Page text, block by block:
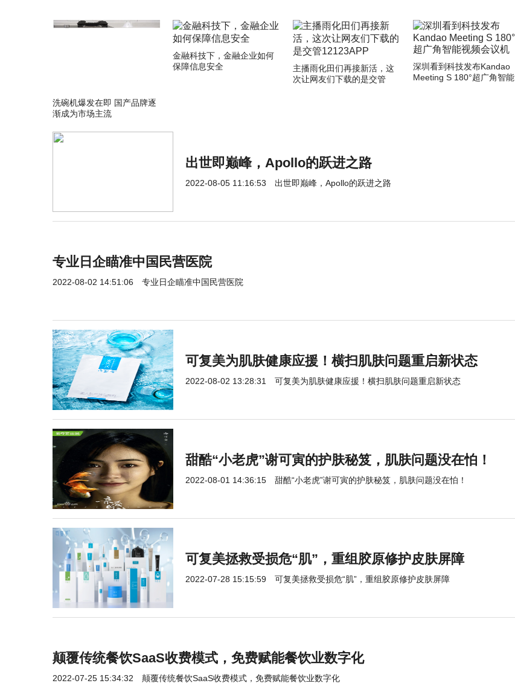
洗碗机爆发在即 国产品牌逐
渐成为市场主流
金融科技下，金融企业如何
保障信息安全
主播雨化田们再接新活，这
次让网友们下载的是交管
深圳看到科技发布Kandao
Meeting S 180°超广角智能
出世即巅峰，Apollo的跃进之路
2022-08-05 11:16:53 出世即巅峰，Apollo的跃进之路
专业日企瞄准中国民营医院
2022-08-02 14:51:06 专业日企瞄准中国民营医院
可复美为肌肤健康应援！横扫肌肤问题重启新状态
2022-08-02 13:28:31 可复美为肌肤健康应援！横扫肌肤问题重启新状态
甜酷“小老虎”谢可寅的护肤秘笈，肌肤问题没在怕！
2022-08-01 14:36:15 甜酷“小老虎”谢可寅的护肤秘笈，肌肤问题没在怕！
可复美拯救受损危“肌”，重组胶原修护皮肤屏障
2022-07-28 15:15:59 可复美拯救受损危“肌”，重组胶原修护皮肤屏障
颠覆传统餐饮SaaS收费模式，免费赋能餐饮业数字化
2022-07-25 15:34:32 颠覆传统餐饮SaaS收费模式，免费赋能餐饮业数字化